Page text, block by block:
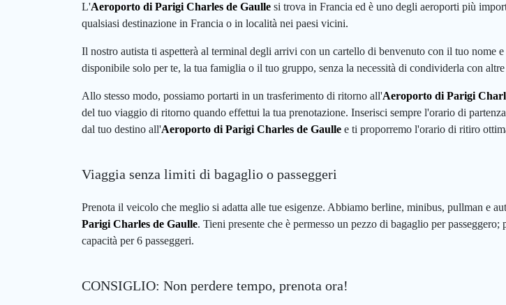
L'Aeroporto di Parigi Charles de Gaulle si trova in Francia ed è uno degli aeroporti più
qualsiasi destinazione in Francia o in località nei paesi vicini.
Il nostro autista ti aspetterà al terminal degli arrivi con un cartello di benvenuto con il tuo nome
disponibile solo per te, la tua famiglia o il tuo gruppo, senza la necessità di condividerla con altre
Allo stesso modo, possiamo portarti in un trasferimento di ritorno all'Aeroporto di Parigi
del tuo viaggio di ritorno quando effettui la tua prenotazione. Inserisci sempre l'orario di
dal tuo destino all'Aeroporto di Parigi Charles de Gaulle e ti proporremo l'orario di ritiro
Viaggia senza limiti di bagaglio o passeggeri
Prenota il veicolo che meglio si adatta alle tue esigenze. Abbiamo berline, minibus, pullman e
Parigi Charles de Gaulle. Tieni presente che è permesso un pezzo di bagaglio per
capacità per 6 passeggeri.
CONSIGLIO: Non perdere tempo, prenota ora!